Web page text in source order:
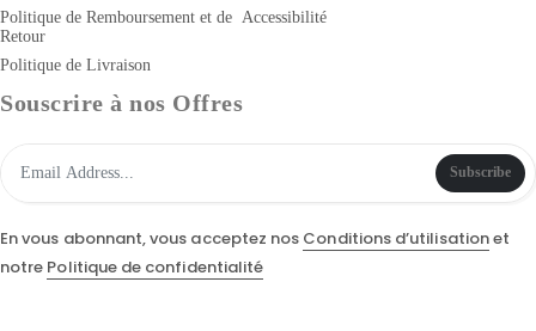
Politique de Remboursement et de
Retour
Politique de Livraison
Accessibilité
Souscrire à nos Offres
Subscribe
En vous abonnant, vous acceptez nos Conditions d’utilisationet
notre Politique de confidentialité